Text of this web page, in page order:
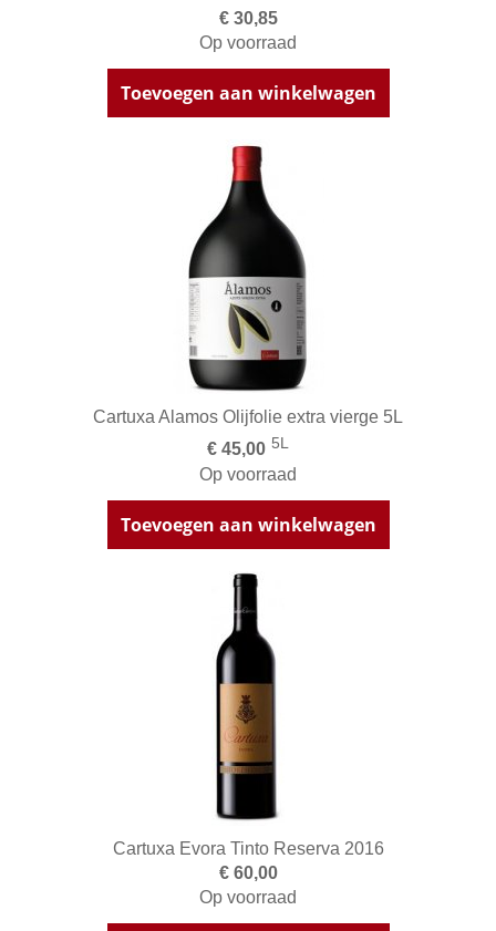
€ 30,85
Op voorraad
Toevoegen aan winkelwagen
Cartuxa Alamos Olijfolie extra vierge 5L
€ 45,00 5L
Op voorraad
Toevoegen aan winkelwagen
Cartuxa Evora Tinto Reserva 2016
€ 60,00
Op voorraad